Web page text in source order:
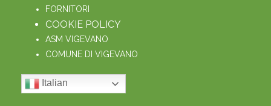
FORNITORI
COOKIE POLICY
ASM VIGEVANO
COMUNE DI VIGEVANO
Italian